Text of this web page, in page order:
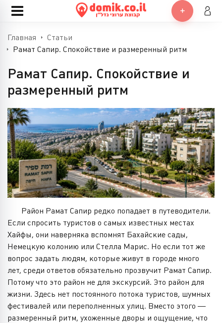
Главная
Статьи
Рамат Сапир. Спокойствие и размеренный ритм
Рамат Сапир. Спокойствие и
размеренный ритм
Район Рамат Сапир редко попадает в путеводители.
Если спросить туристов о самых известных местах
Хайфы, они наверняка вспомнят Бахайские сады,
Немецкую колонию или Стелла Марис. Но если тот же
вопрос задать людям, которые живут в городе много
лет, среди ответов обязательно прозвучит Рамат Сапир.
Потому что это район не для экскурсий. Это район для
жизни. Здесь нет постоянного потока туристов, шумных
фестивалей или переполненных улиц. Вместо этого —
размеренный ритм, ухоженные дворы и ощущение, что